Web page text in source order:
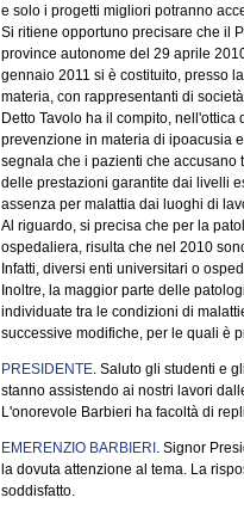
e solo i progetti migliori potranno
Si ritiene opportuno precisare che il
province autonome del 29 aprile
gennaio 2011 si è costituito, presso
materia, con rappresentanti di
Detto Tavolo ha il compito,
prevenzione in materia di ipoacusia
segnala che i pazienti che
delle prestazioni garantite dai livelli
assenza per malattia dai luoghi di
Al riguardo, si precisa che per la
ospedaliera, risulta che nel 2010
Infatti, diversi enti universitari o
Inoltre, la maggior parte delle
individuate tra le condizioni di
successive modifiche, per le quali è
PRESIDENTE. Saluto gli studenti e
stanno assistendo ai nostri lavori
L'onorevole Barbieri ha facoltà di
EMERENZIO BARBIERI . Signor
la dovuta attenzione al tema. La
soddisfatto.